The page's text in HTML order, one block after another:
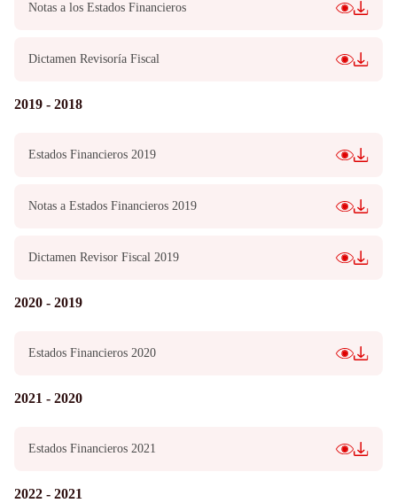
Notas a los Estados Financieros
Dictamen Revisoría Fiscal
2019 - 2018
Estados Financieros 2019
Notas a Estados Financieros 2019
Dictamen Revisor Fiscal 2019
2020 - 2019
Estados Financieros 2020
2021 - 2020
Estados Financieros 2021
2022 - 2021